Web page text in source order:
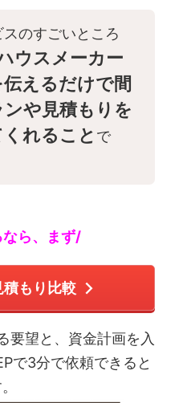
スのすごいところ
ウスメーカー
えるだけで間
や見積もりを
れること で
ら、まず/
もり比較
要望と、資金計画を入
で3分で依頼できると